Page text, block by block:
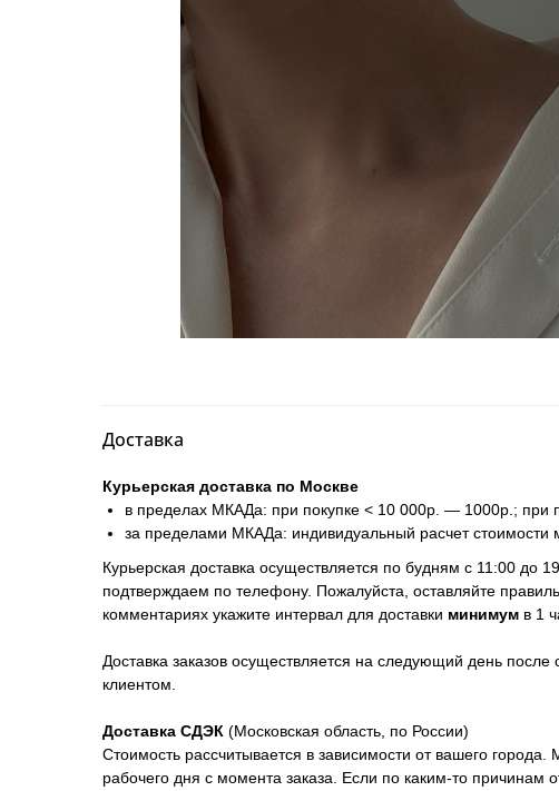
Доставка
Курьерская доставка по Москве
в пределах МКАДа: при покупке < 10 000р. — 1000р.; при
за пределами МКАДа: индивидуальный расчет стоимости
Курьерская доставка осуществляется по будням с 11:00
подтверждаем по телефону. Пожалуйста, оставляйте
комментариях укажите интервал для доставки минимум в 1
Доставка заказов осуществляется на следующий день
клиентом.
Доставка СДЭК (Московская область, по России)
Стоимость рассчитывается в зависимости от вашего города.
рабочего дня с момента заказа. Если по каким-то